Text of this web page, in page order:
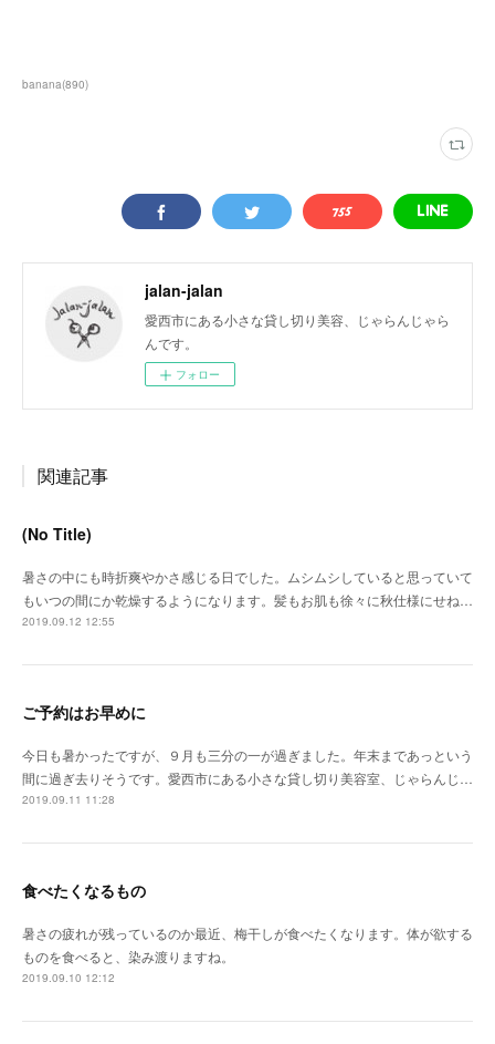
banana(890)
jalan-jalan
愛西市にある小さな貸し切り美容、じゃらんじゃら
んです。
フォロー
関連記事
(No Title)
暑さの中にも時折爽やかさ感じる日でした。ムシムシしていると思っていて
もいつの間にか乾燥するようになります。髪もお肌も徐々に秋仕様にせね…
2019.09.12 12:55
ご予約はお早めに
今日も暑かったですが、９月も三分の一が過ぎました。年末まであっという
間に過ぎ去りそうです。愛西市にある小さな貸し切り美容室、じゃらんじ…
2019.09.11 11:28
食べたくなるもの
暑さの疲れが残っているのか最近、梅干しが食べたくなります。体が欲する
ものを食べると、染み渡りますね。
2019.09.10 12:12